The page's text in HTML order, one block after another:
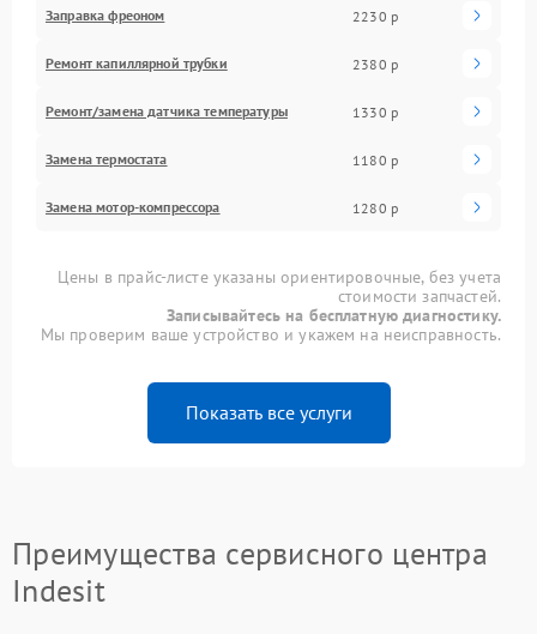
Заправка фреоном 2230 р
Ремонт капиллярной трубки 2380 р
Ремонт/замена датчика температуры 1330 р
Замена термостата 1180 р
Замена мотор-компрессора 1280 р
Цены в прайс-листе указаны ориентировочные, без учета
стоимости запчастей.
Записывайтесь на бесплатную диагностику.
Мы проверим ваше устройство и укажем на неисправность.
Показать все услуги
Преимущества сервисного центра
Indesit